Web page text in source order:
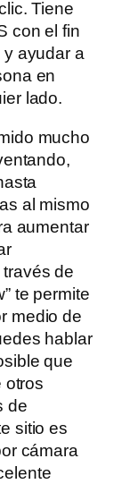
Tiene
con el fin
ayudar a
en
lado.
mucho
al mismo
aumentar
de
te permite
medio de
hablar
que
otros
de
sitio es
cámara